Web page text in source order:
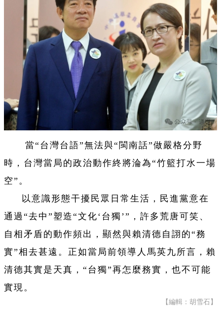
當“台灣台語”無法與“閩南話”做嚴格分野
時，台灣當局的政治動作終將淪為“竹籃打水一場
空”。
以意識形態干擾民眾日常生活，民進黨意在
通過“去中”塑造“文化‘台獨’”，許多荒唐可笑、
自相矛盾的動作頻出，顯然與賴清德自詡的“務
實”相去甚遠。正如當局前領導人馬英九所言，賴
清德其實是天真，“台獨”再怎麼務實，也不可能
實現。
【編輯：胡雪石】